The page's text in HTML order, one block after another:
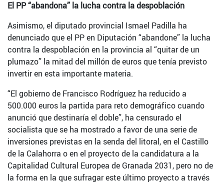
El PP “abandona” la lucha contra la despoblación
Asimismo, el diputado provincial Ismael Padilla ha
denunciado que el PP en Diputación “abandone” la lucha
contra la despoblación en la provincia al “quitar de un
plumazo” la mitad del millón de euros que tenía previsto
invertir en esta importante materia.
“El gobierno de Francisco Rodríguez ha reducido a
500.000 euros la partida para reto demográfico cuando
anunció que destinaría el doble”, ha censurado el
socialista que se ha mostrado a favor de una serie de
inversiones previstas en la senda del litoral, en el Castillo
de la Calahorra o en el proyecto de la candidatura a la
Capitalidad Cultural Europea de Granada 2031, pero no de
la forma en la que sufragar este último proyecto a través